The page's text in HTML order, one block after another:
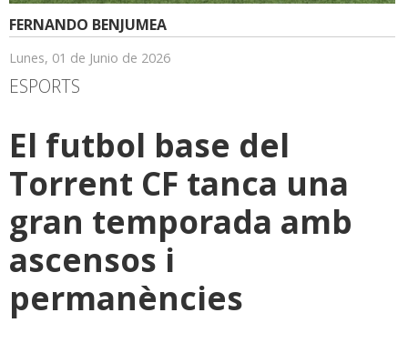
FERNANDO BENJUMEA
Lunes, 01 de Junio de 2026
ESPORTS
El futbol base del
Torrent CF tanca una
gran temporada amb
ascensos i
permanències